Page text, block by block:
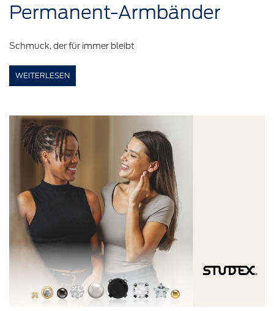
Permanent-Armbänder
Schmuck, der für immer bleibt
WEITERLESEN